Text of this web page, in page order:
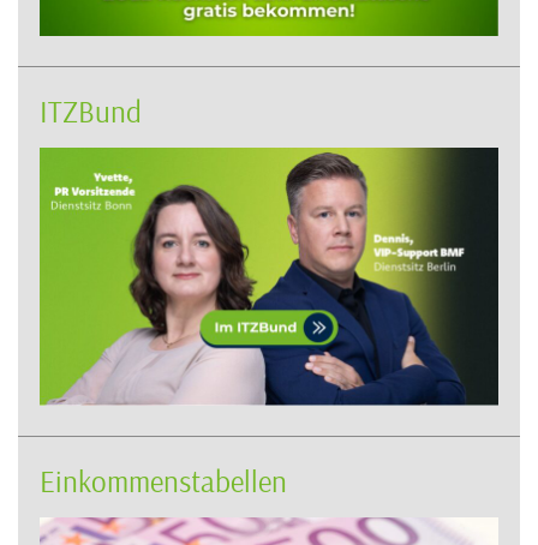
ITZBund
Einkommenstabellen